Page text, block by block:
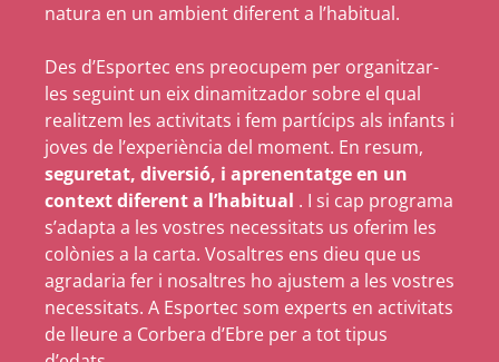
natura en un ambient diferent a l’habitual.
Des d’Esportec ens preocupem per organitzar-
les seguint un eix dinamitzador sobre el qual
realitzem les activitats i fem partícips als infants i
joves de l’experiència del moment. En resum,
seguretat, diversió, i aprenentatge en un
context diferent a l’habitual . I si cap programa
s’adapta a les vostres necessitats us oferim les
colònies a la carta. Vosaltres ens dieu que us
agradaria fer i nosaltres ho ajustem a les vostres
necessitats. A Esportec som experts en activitats
de lleure a Corbera d’Ebre per a tot tipus